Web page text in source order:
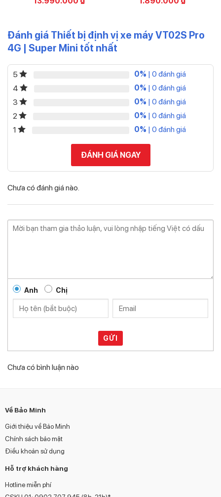
Đánh giá Thiết bị định vị xe máy VT02S Pro
4G | Super Mini tốt nhất
5 0% | 0 đánh giá
4
0% | 0 đánh giá
3
0% | 0 đánh giá
2
0% | 0 đánh giá
1
0% | 0 đánh giá
ĐÁNH GIÁ NGAY
Chưa có đánh giá nào.
Anh Chị
GỬI
Chưa có bình luận nào
Về Bảo Minh
Giới thiệu về Bảo Minh
Chính sách bảo mật
Điều khoản sử dụng
Hỗ trợ khách hàng
Hotline miễn phí